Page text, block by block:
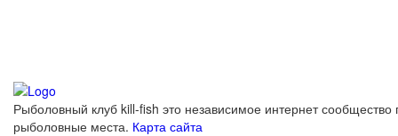
Рыболовный клуб kill-fish это независимое интернет сообщество
рыболовные места. Карта сайта